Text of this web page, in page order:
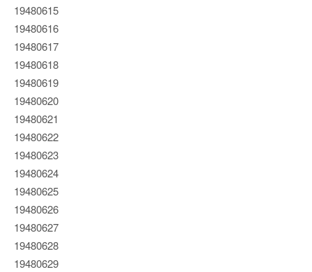
19480615
19480616
19480617
19480618
19480619
19480620
19480621
19480622
19480623
19480624
19480625
19480626
19480627
19480628
19480629